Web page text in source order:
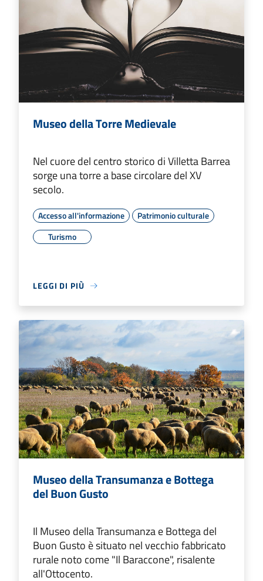
Museo della Torre Medievale
Nel cuore del centro storico di Villetta Barrea
sorge una torre a base circolare del XV
secolo.
Accesso all'informazione
Patrimonio culturale
Turismo
LEGGI DI PIÙ
Museo della Transumanza e Bottega
del Buon Gusto
Il Museo della Transumanza e Bottega del
Buon Gusto è situato nel vecchio fabbricato
rurale noto come "Il Baraccone", risalente
all'Ottocento.